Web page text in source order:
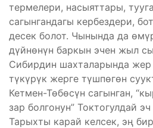
термелери, насыяттары,
сагынгандагы кербездери,
десек болот. Чынында да
дүйнөнүн баркын эчен жыл
Сибирдин шахталарында жер
түкүрүк жерге түшпөгөн
Кетмен-Төбөсүн сагынган,
зар болгонун” Токтогулдай
Тарыхты карай келсек, эң